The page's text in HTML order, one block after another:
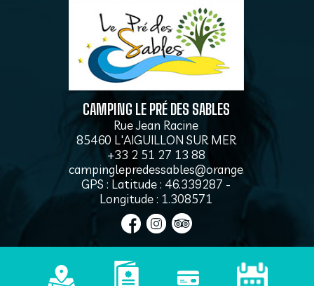
CAMPING LE PRÉ DES SABLES
Rue Jean Racine
85460 L'AIGUILLON SUR MER
+33 2 51 27 13 88
campinglepredessables@orange.fr
GPS : Latitude : 46.339287 -
Longitude : 1.308571